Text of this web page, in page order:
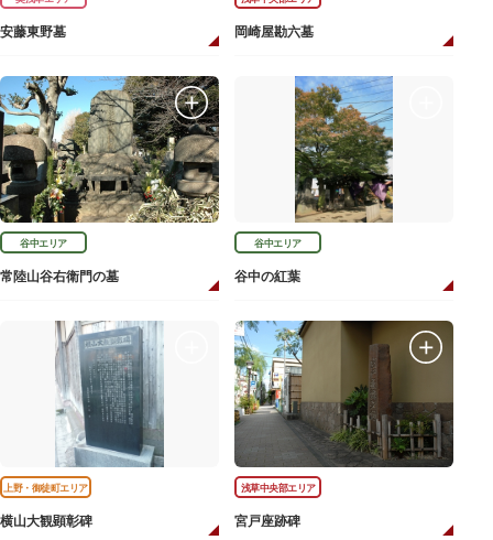
安藤東野墓 岡崎屋勘六墓
谷中エリア
常陸山谷右衛門の墓
谷中エリア
谷中の紅葉
上野・御徒町エリア
横山大観顕彰碑
浅草中央部エリア
宮戸座跡碑